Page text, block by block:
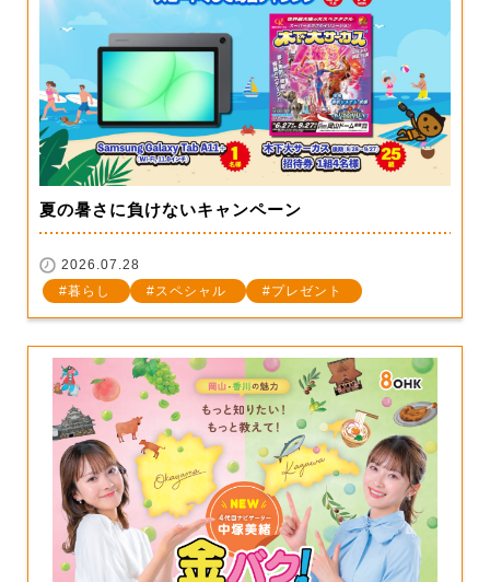
夏の暑さに負けないキャンペーン
2026.07.28
暮らし
スペシャル プレゼント